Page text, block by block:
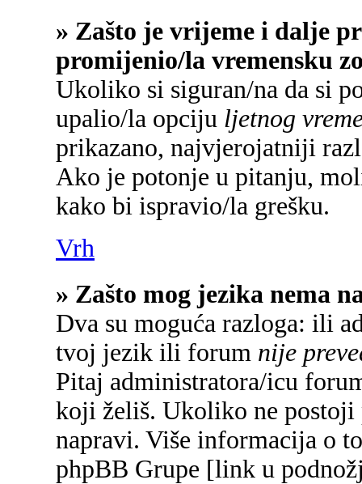
» Zašto je vrijeme i dalje
promijenio/la vremensku
Ukoliko si siguran/na da si
upalio/la opciju ljetnog
prikazano, najvjerojatniji
Ako je potonje u pitanju,
kako bi ispravio/la grešku.
Vrh
» Zašto mog jezika nema
Dva su moguća razloga: ili
tvoj jezik ili forum nije
Pitaj administratora/icu
koji želiš. Ukoliko ne
napravi. Više informacija o
phpBB Grupe [link u